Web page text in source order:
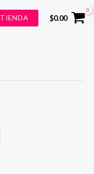
TIENDA $0.00